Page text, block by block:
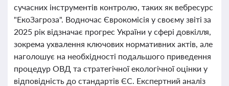
сучасних інструментів контролю, таких як вебресурс
"ЕкоЗагроза". Водночас Єврокомісія у своєму звіті за
2025 рік відзначає прогрес України у сфері довкілля,
зокрема ухвалення ключових нормативних актів, але
наголошує на необхідності подальшого приведення
процедур ОВД та стратегічної екологічної оцінки у
відповідність до стандартів ЄС. Експертний аналіз